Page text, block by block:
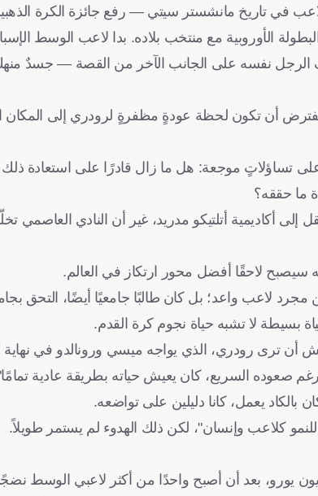
في تاريخ مانشستر سيتي — رفع جائزة الكرة
الأوروبية مع منتخب بلاده. بدا لاعب الوسط
الرجل نفسه على الجانب الآخر من القصة — جسدٌ
أن تكون لحظة عودةٍ مظفرةٍ لرودري إلى المكان
على تساؤلاتٍ موجعة: هل ما زال قادرًا على استعادة
ما حققه؟
سيصبح لاحقًا أفضل محور ارتكاز في العالم.
لاعب واعد؛ بل كان طالبًا جامعيًا أيضًا، التحق
بسيطة لا تشبه حياة نجوم كرة القدم.
ترى رودري، الذي يواجه ميسي ورونالدو في نهاية
صعوده السريع، كان يعيش حياته بطريقة عادية
يعمل، كانا دليلين على تواضعه.
كلاعب وإنسان"، لكن ذلك الهدوء لم يستمر طويلاً.